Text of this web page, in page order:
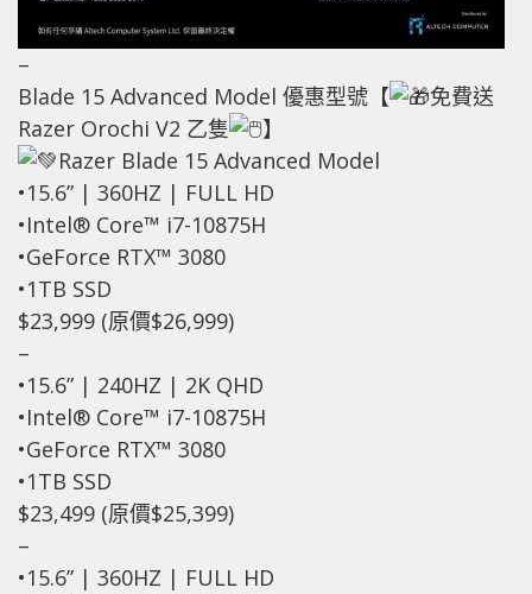
–
Blade 15 Advanced Model 優惠型號【
免費送
Razer Orochi V2 乙隻
】
Razer Blade 15 Advanced Model
•15.6” | 360HZ | FULL HD
•Intel® Core™ i7-10875H
•GeForce RTX™ 3080
•1TB SSD
$23,999 (原價$26,999)
–
•15.6” | 240HZ | 2K QHD
•Intel® Core™ i7-10875H
•GeForce RTX™ 3080
•1TB SSD
$23,499 (原價$25,399)
–
•15.6” | 360HZ | FULL HD